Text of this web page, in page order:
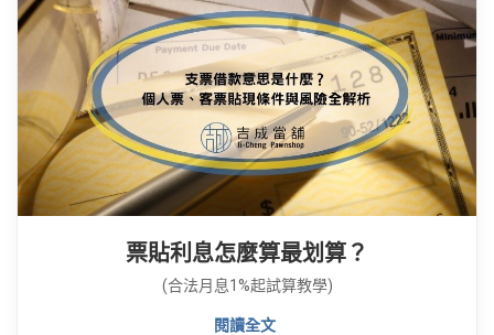
票貼利息怎麼算最划算？
(合法月息1%起試算教學)
閱讀全文